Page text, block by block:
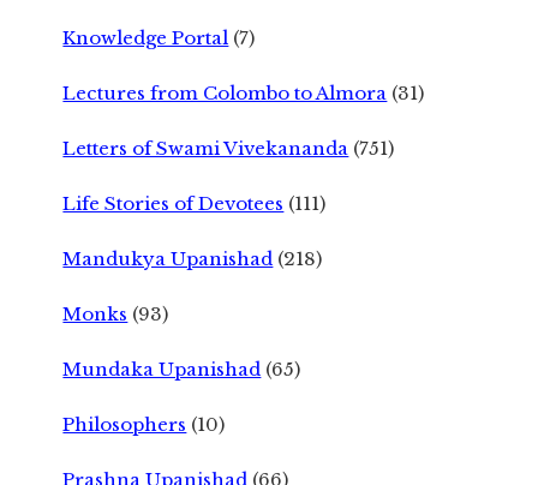
Knowledge Portal (7)
Lectures from Colombo to Almora (31)
Letters of Swami Vivekananda (751)
Life Stories of Devotees (111)
Mandukya Upanishad (218)
Monks (93)
Mundaka Upanishad (65)
Philosophers (10)
Prashna Upanishad (66)